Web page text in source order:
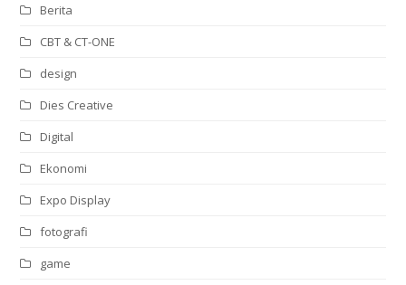
Berita
CBT & CT-ONE
design
Dies Creative
Digital
Ekonomi
Expo Display
fotografi
game